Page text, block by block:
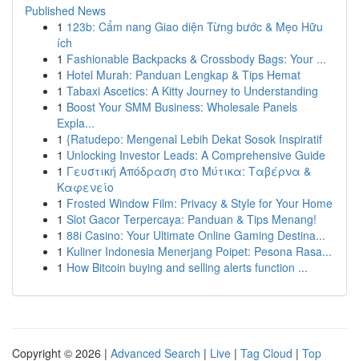
Published News
1 123b: Cẩm nang Giao diện Từng bước & Mẹo Hữu
ích
1 Fashionable Backpacks & Crossbody Bags: Your ...
1 Hotel Murah: Panduan Lengkap & Tips Hemat
1 Tabaxi Ascetics: A Kitty Journey to Understanding
1 Boost Your SMM Business: Wholesale Panels
Expla...
1 {Ratudepo: Mengenal Lebih Dekat Sosok Inspiratif
1 Unlocking Investor Leads: A Comprehensive Guide
1 Γευστική Απόδραση στο Μύτικα: Ταβέρνα &
Καφενείο
1 Frosted Window Film: Privacy & Style for Your Home
1 Slot Gacor Terpercaya: Panduan & Tips Menang!
1 88i Casino: Your Ultimate Online Gaming Destina...
1 Kuliner Indonesia Menerjang Poipet: Pesona Rasa...
1 How Bitcoin buying and selling alerts function ...
Copyright © 2026 | Advanced Search | Live | Tag Cloud | Top